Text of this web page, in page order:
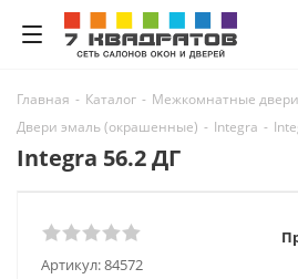
Главная - Каталог - Межкомнатные двери
Двери эмаль (окрашенные) - Integra -
Integra 56.2 ДГ
Артикул:84572